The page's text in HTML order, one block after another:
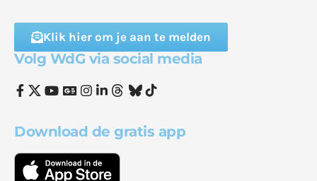
Klik hier om je aan te melden
Volg WdG via social media
Download de gratis app